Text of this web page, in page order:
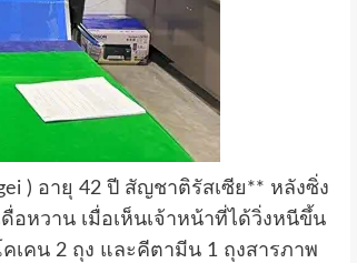
) อายุ 42 ปี สัญชาติรัสเซีย** หลังซิ่ง
หวาน เมื่อเห็นเจ้าหน้าที่ได้วิ่งหนีขึ้น
เคน 2 ถุง และคีตามีน 1 ถุงสารภาพ